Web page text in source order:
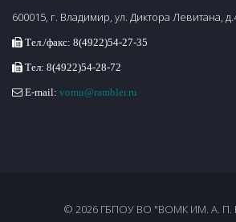
600015, г. Владимир, ул. Диктора Левитана,
Тел./факс: 8(4922)54-27-35
Тел: 8(4922)54-28-72
E-mail: vomu@rambler.ru
© 2026 ГБПОУ ВО "ВОМК ИМ. А.